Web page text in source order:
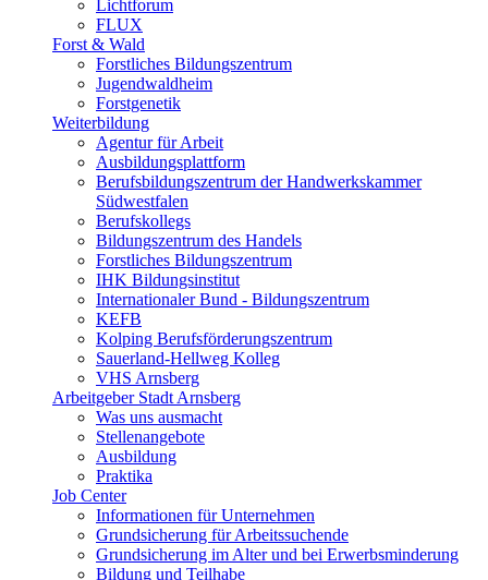
Lichtforum
FLUX
Forst & Wald
Forstliches Bildungszentrum
Jugendwaldheim
Forstgenetik
Weiterbildung
Agentur für Arbeit
Ausbildungsplattform
Berufsbildungszentrum der Handwerkskammer
Südwestfalen
Berufskollegs
Bildungszentrum des Handels
Forstliches Bildungszentrum
IHK Bildungsinstitut
Internationaler Bund - Bildungszentrum
KEFB
Kolping Berufsförderungszentrum
Sauerland-Hellweg Kolleg
VHS Arnsberg
Arbeitgeber Stadt Arnsberg
Was uns ausmacht
Stellenangebote
Ausbildung
Praktika
Job Center
Informationen für Unternehmen
Grundsicherung für Arbeitssuchende
Grundsicherung im Alter und bei Erwerbsminderung
Bildung und Teilhabe